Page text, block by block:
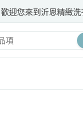
歡迎您來到沂恩精緻洗